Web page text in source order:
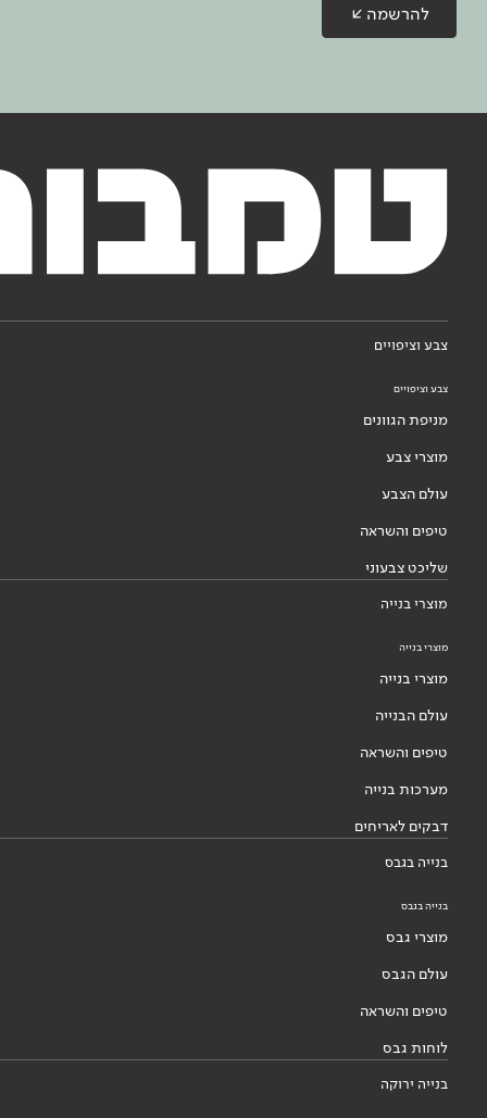
להרשמה
צבע וציפויים
צבע וציפויים
מניפת הגוונים
מוצרי צבע
עולם הצבע
טיפים והשראה
שליכט צבעוני
מוצרי בנייה
מוצרי בנייה
מוצרי בנייה
עולם הבנייה
טיפים והשראה
מערכות בנייה
דבקים לאריחים
בנייה בגבס
בנייה בגבס
מוצרי גבס
עולם הגבס
טיפים והשראה
לוחות גבס
בנייה ירוקה